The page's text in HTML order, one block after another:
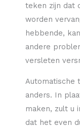
teken zijn dat
worden
hebbende,
andere
versleten
Automatische
anders. In
maken, zult u
dat het even